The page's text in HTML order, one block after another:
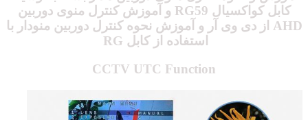
کابل کواکسیال RG59
و آموزش کنترل منوی دوربین
AHD از دی وی آر و آموزش نحوه کنترل دوربین منودار با
استفاده از کابل RG
CCTV UTC Function